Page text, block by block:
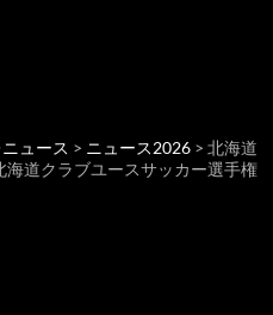
ュース > ニュース2026 > 北海道
道クラブユースサッカー選手権